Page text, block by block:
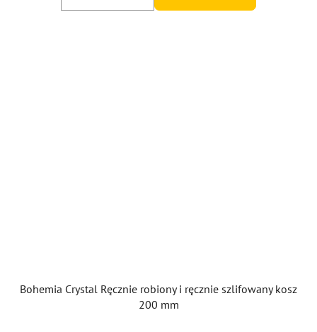
Bohemia Crystal Ręcznie robiony i ręcznie szlifowany kosz
200 mm